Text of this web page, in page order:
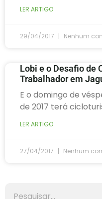
LER ARTIGO
29/04/2017 Nenhum
Lobi e o Desafio de
Trabalhador em
E o domingo de
de 2017 terá
LER ARTIGO
27/04/2017 Nenhum